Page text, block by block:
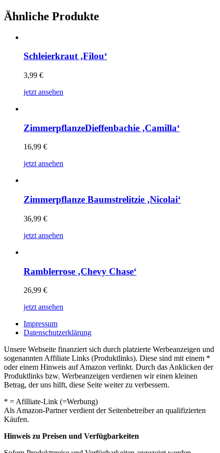
Ähnliche Produkte
Schleierkraut ‚Filou‘
3,99 €
jetzt ansehen
ZimmerpflanzeDieffenbachie ‚Camilla‘
16,99 €
jetzt ansehen
Zimmerpflanze Baumstrelitzie ‚Nicolai‘
36,99 €
jetzt ansehen
Ramblerrose ‚Chevy Chase‘
26,99 €
jetzt ansehen
Impressum
Datenschutzerklärung
Unsere Webseite finanziert sich durch platzierte Werbeanzeigen und
sogenannten Affiliate Links (Produktlinks). Diese sind mit einem *
oder einem Hinweis auf Amazon verlinkt. Durch das Anklicken der
Produktlinks bzw. Werbeanzeigen verdienen wir einen kleinen
Betrag, der uns hilft, diese Seite weiter zu verbessern.
* = Afilliate-Link (=Werbung)
Als Amazon-Partner verdient der Seitenbetreiber an qualifizierten
Käufen.
Hinweis zu Preisen und Verfügbarkeiten